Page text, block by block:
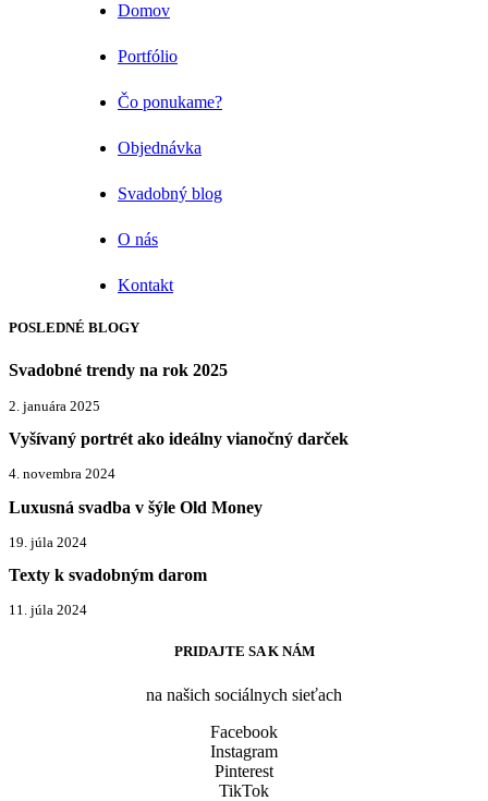
Domov
Portfólio
Čo ponukame?
Objednávka
Svadobný blog
O nás
Kontakt
POSLEDNÉ BLOGY
Svadobné trendy na rok 2025
2. januára 2025
Vyšívaný portrét ako ideálny vianočný darček
4. novembra 2024
Luxusná svadba v šýle Old Money
19. júla 2024
Texty k svadobným darom
11. júla 2024
PRIDAJTE SA K NÁM
na našich sociálnych sieťach
Facebook
Instagram
Pinterest
TikTok